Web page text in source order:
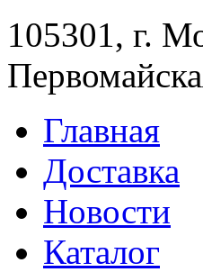
105301, г.
Главная
Доставка
Новости
Каталог